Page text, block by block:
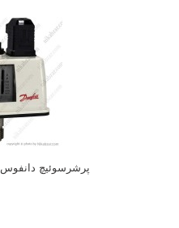
پرشرسوئیچ دانفوس Danfoss مدل BCP2